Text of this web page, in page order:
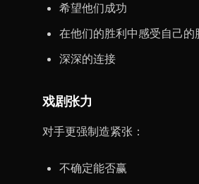
希望他们成功
在他们的胜利中感受自己的
深深的连接
戏剧张力
对手更强制造紧张：
不确定能否赢